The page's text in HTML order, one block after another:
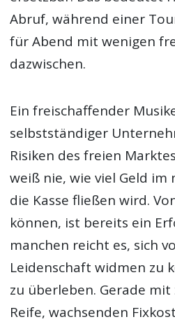
Abruf, während einer
für Abend mit wenigen
dazwischen.
Ein freischaffender
selbstständiger
Risiken des freien
weiß nie, wie viel Geld
die Kasse fließen wird.
können, ist bereits ein
manchen reicht es, sich
Leidenschaft widmen zu
zu überleben. Gerade
Reife, wachsenden